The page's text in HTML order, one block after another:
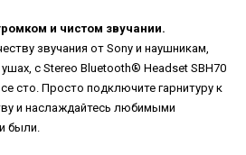
и чистом звучании.
звучания от Sony и наушникам,
с Stereo Bluetooth® Headset SBH70
сто. Просто подключите гарнитуру к
и наслаждайтесь любимыми
были.